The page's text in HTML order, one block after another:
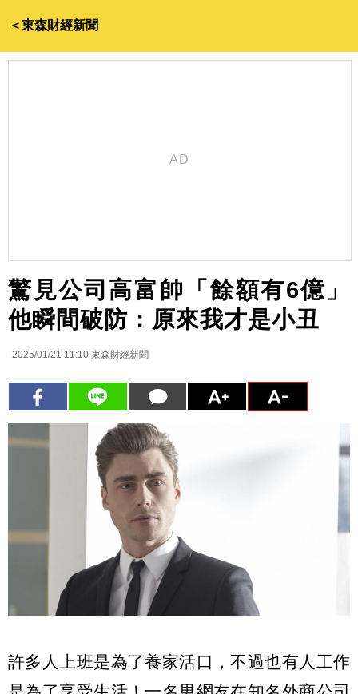
＜東森財經新聞
驚見公司高富帥「餘額有6億」
他瞬間破防：原來我才是小丑
2025/01/21 11:10 東森財經新聞
許多人上班是為了養家活口，不過也有人工作